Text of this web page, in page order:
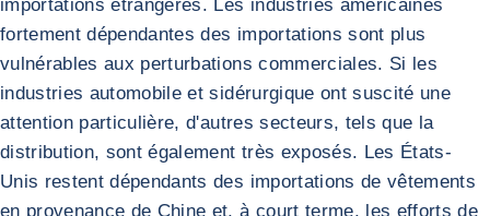
importations étrangères. Les industries américaines
fortement dépendantes des importations sont plus
vulnérables aux perturbations commerciales. Si les
industries automobile et sidérurgique ont suscité une
attention particulière, d'autres secteurs, tels que la
distribution, sont également très exposés. Les États-
Unis restent dépendants des importations de vêtements
en provenance de Chine et, à court terme, les efforts de